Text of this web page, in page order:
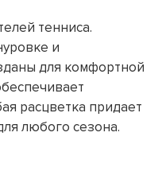
тенниса.
и
для комфортной
расцветка придает
любого сезона.